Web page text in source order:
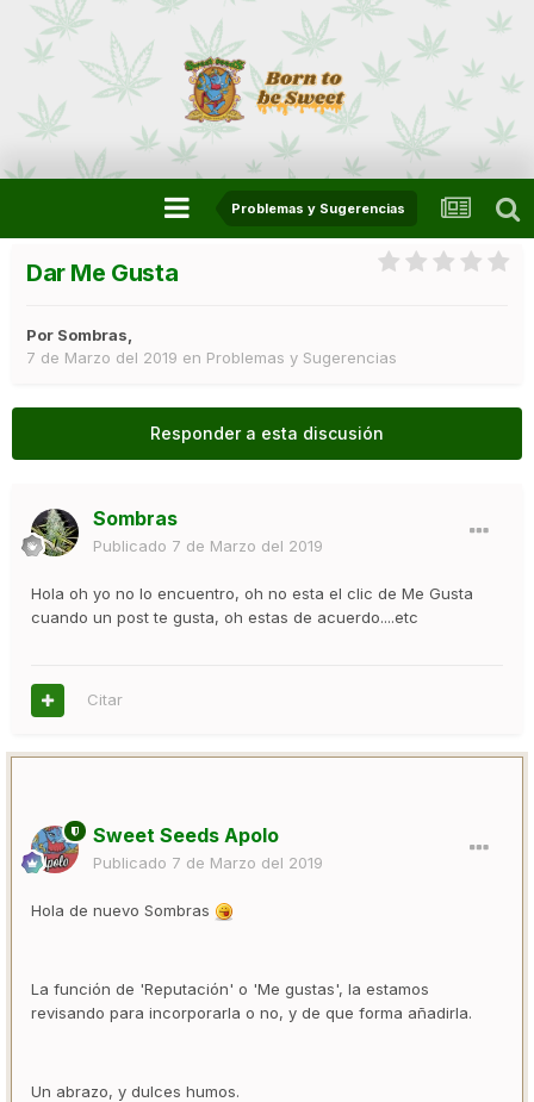
Problemas y Sugerencias
Dar Me Gusta
Por Sombras,
7 de Marzo del 2019 en Problemas y Sugerencias
Responder a esta discusión
Sombras
Publicado 7 de Marzo del 2019
Hola oh yo no lo encuentro, oh no esta el clic de Me Gusta
cuando un post te gusta, oh estas de acuerdo....etc
Citar
Sweet Seeds Apolo
Publicado 7 de Marzo del 2019
Hola de nuevo Sombras
La función de 'Reputación' o 'Me gustas', la estamos
revisando para incorporarla o no, y de que forma añadirla.
Un abrazo, y dulces humos.